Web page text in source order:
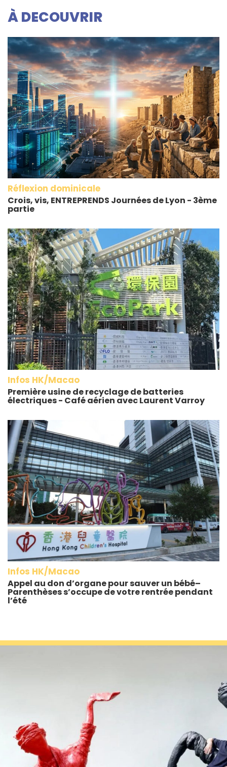
À DECOUVRIR
Réflexion dominicale
Crois, vis, ENTREPRENDS Journées de Lyon - 3ème
partie
Infos HK/Macao
Première usine de recyclage de batteries
électriques - Café aérien avec Laurent Varroy
Infos HK/Macao
Appel au don d’organe pour sauver un bébé–
Parenthèses s’occupe de votre rentrée pendant
l’été